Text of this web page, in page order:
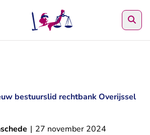
bestuurslid rechtbank Overijssel
| 27 november 2024